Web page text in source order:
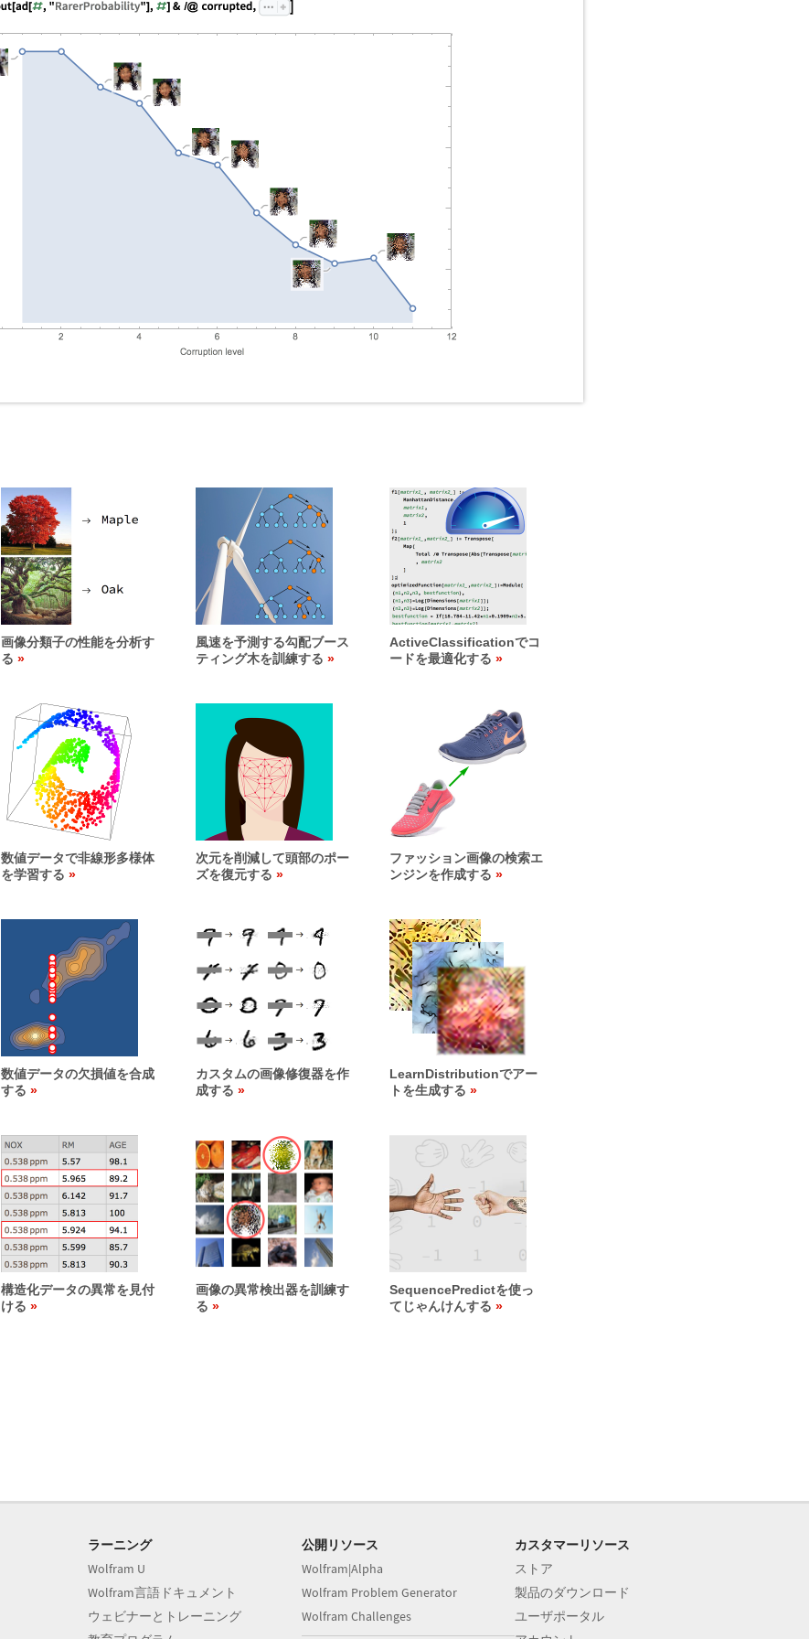
画像分類子の性能を分析す
る
風速を予測する勾配ブース
ティング木を訓練する
ActiveClassificationでコ
ードを最適化する
数値データで非線形多様体
を学習する
次元を削減して頭部のポー
ズを復元する
ファッション画像の検索エ
ンジンを作成する
数値データの欠損値を合成
する
カスタムの画像修復器を作
成する
LearnDistributionでアー
トを生成する
構造化データの異常を見付
ける
画像の異常検出器を訓練す
る
SequencePredictを使っ
てじゃんけんする
ラーニング
Wolfram U
Wolfram言語ドキュメント
ウェビナーとトレーニング
公開リソース
Wolfram|Alpha
Wolfram Problem Generator
Wolfram Challenges
カスタマーリソース
ストア
製品のダウンロード
ユーザポータル